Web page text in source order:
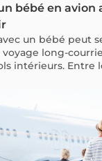
bébé en avion
un bébé peut
voyage long-
intérieurs. Entre
les horaires,
les parents ont
d’organisation, le
se dérouler
les conseils
un bébé en
vols au Vietnam.